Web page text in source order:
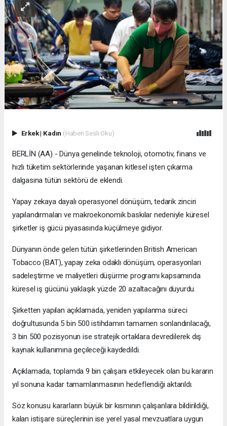
Erkek| Kadın (Haberi Sesli Oku)
BERLİN (AA) - Dünya genelinde teknoloji, otomotiv, finans ve
hızlı tüketim sektörlerinde yaşanan kitlesel işten çıkarma
dalgasına tütün sektörü de eklendi.
Yapay zekaya dayalı operasyonel dönüşüm, tedarik zinciri
yapılandırmaları ve makroekonomik baskılar nedeniyle küresel
şirketler iş gücü piyasasında küçülmeye gidiyor.
Dünyanın önde gelen tütün şirketlerinden British American
Tobacco (BAT), yapay zeka odaklı dönüşüm, operasyonları
sadeleştirme ve maliyetleri düşürme programı kapsamında
küresel iş gücünü yaklaşık yüzde 20 azaltacağını duyurdu.
Şirketten yapılan açıklamada, yeniden yapılanma süreci
doğrultusunda 5 bin 500 istihdamın tamamen sonlandırılacağı,
3 bin 500 pozisyonun ise stratejik ortaklara devredilerek dış
kaynak kullanımına geçileceği kaydedildi.
Açıklamada, toplamda 9 bin çalışanı etkileyecek olan bu kararın
yıl sonuna kadar tamamlanmasının hedeflendiği aktarıldı.
Söz konusu kararların büyük bir kısmının çalışanlara bildirildiği,
kalan istişare süreçlerinin ise yerel yasal mevzuatlara uygun